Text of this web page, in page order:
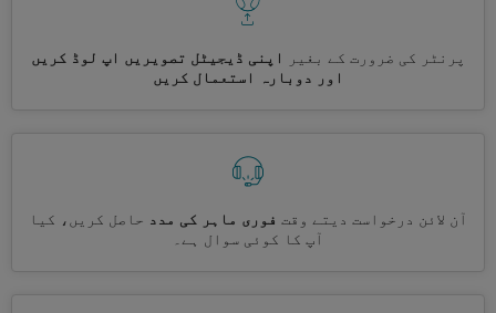
پرنٹر کی ضرورت کے بغیر
اپنی ڈیجیٹل تصویریں اپ لوڈ کریں
اور دوبارہ استعمال کریں
آن لائن درخواست دیتے وقت فوری ماہر کی مدد حاصل کریں، کیا
آپ کا کوئی سوال ہے۔